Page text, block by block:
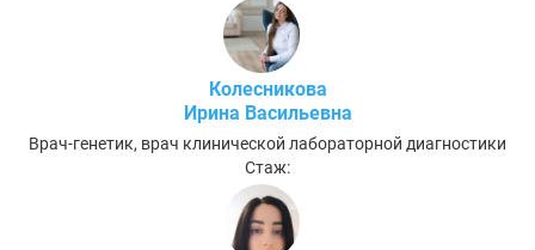
Колесникова
Ирина Васильевна
Врач-генетик, врач клинической лабораторной диагностики
Стаж: